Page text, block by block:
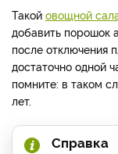
Такой овощной
добавить порошок
после отключения
достаточно одной
помните: в таком
лет.
Справка